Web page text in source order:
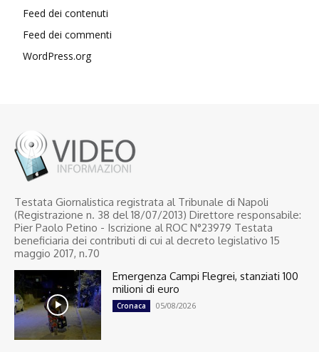
Feed dei contenuti
Feed dei commenti
WordPress.org
Testata Giornalistica registrata al Tribunale di Napoli
(Registrazione n. 38 del 18/07/2013) Direttore responsabile:
Pier Paolo Petino - Iscrizione al ROC N°23979 Testata
beneficiaria dei contributi di cui al decreto legislativo 15
maggio 2017, n.70
Emergenza Campi Flegrei, stanziati 100
milioni di euro
Cronaca 05/08/2026